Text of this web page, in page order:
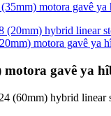
motora gavê ya
motora gavê ya
motora gavê ya